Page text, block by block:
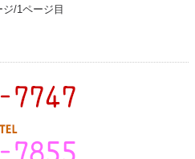
/1ページ目